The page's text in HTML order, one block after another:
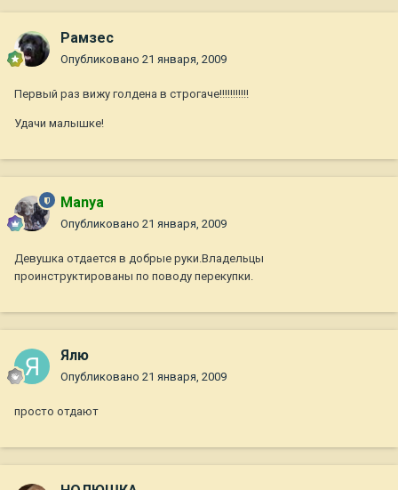
Рамзес
Опубликовано 21 января, 2009
Первый раз вижу голдена в строгаче!!!!!!!!!!!
Удачи малышке!
Manya
Опубликовано 21 января, 2009
Девушка отдается в добрые руки.Владельцы
проинструктированы по поводу перекупки.
Ялю
Опубликовано 21 января, 2009
просто отдают